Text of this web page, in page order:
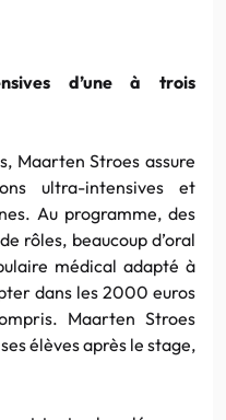
d’une à trois
Maarten Stroes assure
ultra-intensives et
Au programme, des
rôles, beaucoup d’oral
médical adapté à
dans les 2000 euros
Maarten Stroes
élèves après le stage,